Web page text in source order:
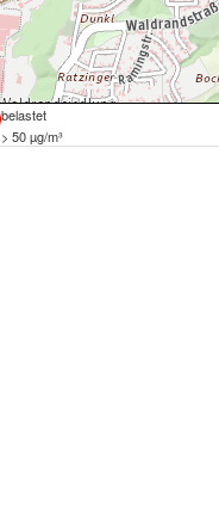
belastet
> 50 µg/m³